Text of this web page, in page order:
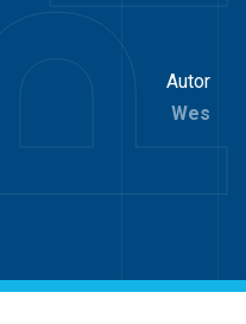
Autor
Wes